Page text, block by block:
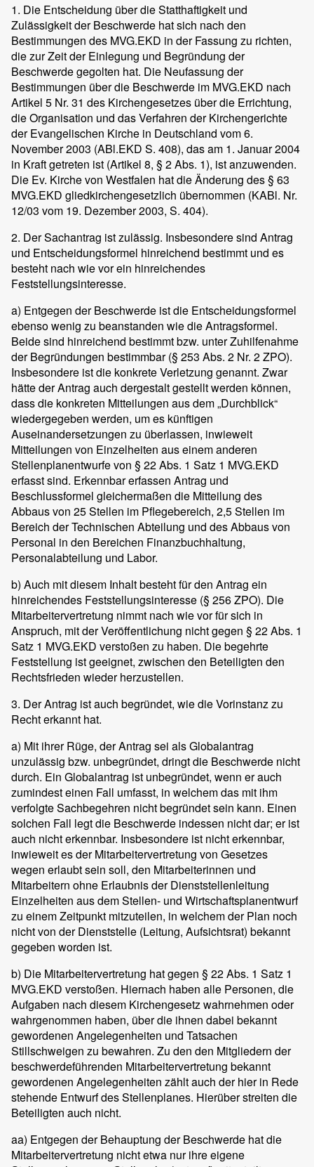
1. Die Entscheidung über die Statthaftigkeit und
Zulässigkeit der Beschwerde hat sich nach den
Bestimmungen des MVG.EKD in der Fassung zu richten,
die zur Zeit der Einlegung und Begründung der
Beschwerde gegolten hat. Die Neufassung der
Bestimmungen über die Beschwerde im MVG.EKD nach
Artikel 5 Nr. 31 des Kirchengesetzes über die Errichtung,
die Organisation und das Verfahren der Kirchengerichte
der Evangelischen Kirche in Deutschland vom 6.
November 2003 (ABl.EKD S. 408), das am 1. Januar 2004
in Kraft getreten ist (Artikel 8, § 2 Abs. 1), ist anzuwenden.
Die Ev. Kirche von Westfalen hat die Änderung des § 63
MVG.EKD gliedkirchengesetzlich übernommen (KABl. Nr.
12/03 vom 19. Dezember 2003, S. 404).
2. Der Sachantrag ist zulässig. Insbesondere sind Antrag
und Entscheidungsformel hinreichend bestimmt und es
besteht nach wie vor ein hinreichendes
Feststellungsinteresse.
a) Entgegen der Beschwerde ist die Entscheidungsformel
ebenso wenig zu beanstanden wie die Antragsformel.
Beide sind hinreichend bestimmt bzw. unter Zuhilfenahme
der Begründungen bestimmbar (§ 253 Abs. 2 Nr. 2 ZPO).
Insbesondere ist die konkrete Verletzung genannt. Zwar
hätte der Antrag auch dergestalt gestellt werden können,
dass die konkreten Mitteilungen aus dem „Durchblick“
wiedergegeben werden, um es künftigen
Auseinandersetzungen zu überlassen, inwieweit
Mitteilungen von Einzelheiten aus einem anderen
Stellenplanentwurfe von § 22 Abs. 1 Satz 1 MVG.EKD
erfasst sind. Erkennbar erfassen Antrag und
Beschlussformel gleichermaßen die Mitteilung des
Abbaus von 25 Stellen im Pflegebereich, 2,5 Stellen im
Bereich der Technischen Abteilung und des Abbaus von
Personal in den Bereichen Finanzbuchhaltung,
Personalabteilung und Labor.
b) Auch mit diesem Inhalt besteht für den Antrag ein
hinreichendes Feststellungsinteresse (§ 256 ZPO). Die
Mitarbeitervertretung nimmt nach wie vor für sich in
Anspruch, mit der Veröffentlichung nicht gegen § 22 Abs. 1
Satz 1 MVG.EKD verstoßen zu haben. Die begehrte
Feststellung ist geeignet, zwischen den Beteiligten den
Rechtsfrieden wieder herzustellen.
3. Der Antrag ist auch begründet, wie die Vorinstanz zu
Recht erkannt hat.
a) Mit ihrer Rüge, der Antrag sei als Globalantrag
unzulässig bzw. unbegründet, dringt die Beschwerde nicht
durch. Ein Globalantrag ist unbegründet, wenn er auch
zumindest einen Fall umfasst, in welchem das mit ihm
verfolgte Sachbegehren nicht begründet sein kann. Einen
solchen Fall legt die Beschwerde indessen nicht dar; er ist
auch nicht erkennbar. Insbesondere ist nicht erkennbar,
inwieweit es der Mitarbeitervertretung von Gesetzes
wegen erlaubt sein soll, den Mitarbeiterinnen und
Mitarbeitern ohne Erlaubnis der Dienststellenleitung
Einzelheiten aus dem Stellen- und Wirtschaftsplanentwurf
zu einem Zeitpunkt mitzuteilen, in welchem der Plan noch
nicht von der Dienststelle (Leitung, Aufsichtsrat) bekannt
gegeben worden ist.
b) Die Mitarbeitervertretung hat gegen § 22 Abs. 1 Satz 1
MVG.EKD verstoßen. Hiernach haben alle Personen, die
Aufgaben nach diesem Kirchengesetz wahrnehmen oder
wahrgenommen haben, über die ihnen dabei bekannt
gewordenen Angelegenheiten und Tatsachen
Stillschweigen zu bewahren. Zu den den Mitgliedern der
beschwerdeführenden Mitarbeitervertretung bekannt
gewordenen Angelegenheiten zählt auch der hier in Rede
stehende Entwurf des Stellenplanes. Hierüber streiten die
Beteiligten auch nicht.
aa) Entgegen der Behauptung der Beschwerde hat die
Mitarbeitervertretung nicht etwa nur ihre eigene